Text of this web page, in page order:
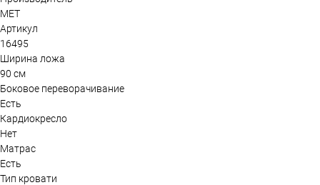
МЕТ
Артикул
16495
Ширина ложа
90 см
Боковое переворачивание
Есть
Кардиокресло
Нет
Матрас
Есть
Тип кровати